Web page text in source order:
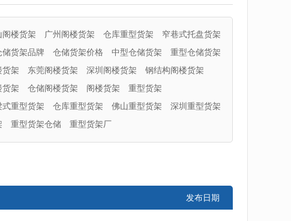
阁楼货架 广州阁楼货架 仓库重型货架
窄巷式托盘货架
储货架品牌 仓储货架价格 中型仓储货架
重型仓储货架
货架 东莞阁楼货架 深圳阁楼货架
钢结构阁楼货架
货架 仓储阁楼货架 阁楼货架
重型货架
式重型货架 仓库重型货架 佛山重型货架
深圳重型货架
重型货架仓储 重型货架厂
发布日期